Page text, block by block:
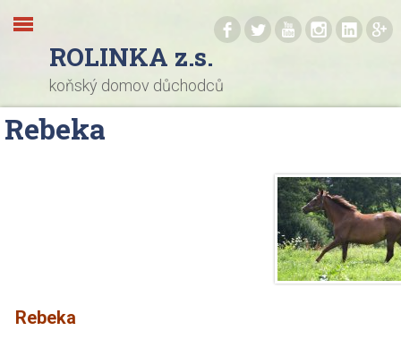
ROLINKA z.s.
koňský domov důchodců
. . . . . .
Rebeka
Rebeka